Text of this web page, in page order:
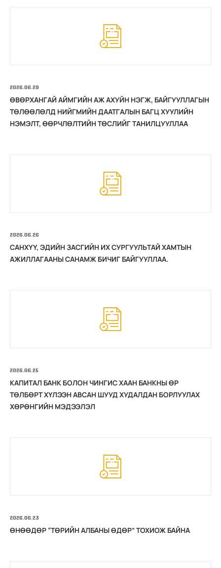
2026.06.29
ӨВӨРХАНГАЙ АЙМГИЙН АЖ АХУЙН НЭГЖ, БАЙГУУЛЛАГЫН
ТӨЛӨӨЛӨЛД НИЙГМИЙН ДААТГАЛЫН БАГЦ ХУУЛИЙН
НЭМЭЛТ, ӨӨРЧЛӨЛТИЙН ТӨСЛИЙГ ТАНИЛЦУУЛЛАА
2026.06.26
САНХҮҮ, ЭДИЙН ЗАСГИЙН ИХ СУРГУУЛЬТАЙ ХАМТЫН
АЖИЛЛАГААНЫ САНАМЖ БИЧИГ БАЙГУУЛЛАА.
2026.06.25
КАПИТАЛ БАНК БОЛОН ЧИНГИС ХААН БАНКНЫ ӨР
ТӨЛБӨРТ ХҮЛЭЭН АВСАН ШУУД ХУДАЛДАН БОРЛУУЛАХ
ХӨРӨНГИЙН МЭДЭЭЛЭЛ
2026.06.23
ӨНӨӨДӨР “ТӨРИЙН АЛБАНЫ ӨДӨР” ТОХИОЖ БАЙНА